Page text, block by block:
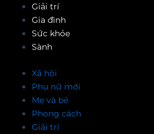
Giải trí
Gia đình
Sức khỏe
Sành
Xã hội
Phụ nữ mới
Mẹ và bé
Phong cách
Giải trí